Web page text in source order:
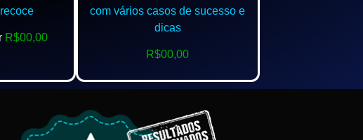
R$00,00
com vários casos de sucesso e
dicas
R$00,00